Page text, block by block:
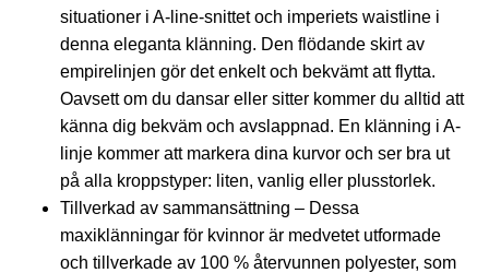
situationer i A-line-snittet och imperiets waistline i
denna eleganta klänning. Den flödande skirt av
empirelinjen gör det enkelt och bekvämt att flytta.
Oavsett om du dansar eller sitter kommer du alltid att
känna dig bekväm och avslappnad. En klänning i A-
linje kommer att markera dina kurvor och ser bra ut
på alla kroppstyper: liten, vanlig eller plusstorlek.
Tillverkad av sammansättning – Dessa
maxiklänningar för kvinnor är medvetet utformade
och tillverkade av 100 % återvunnen polyester, som